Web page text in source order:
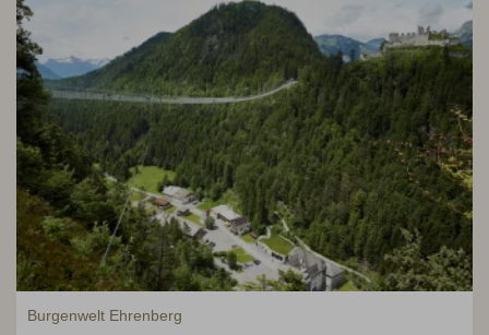
Burgenwelt Ehrenberg